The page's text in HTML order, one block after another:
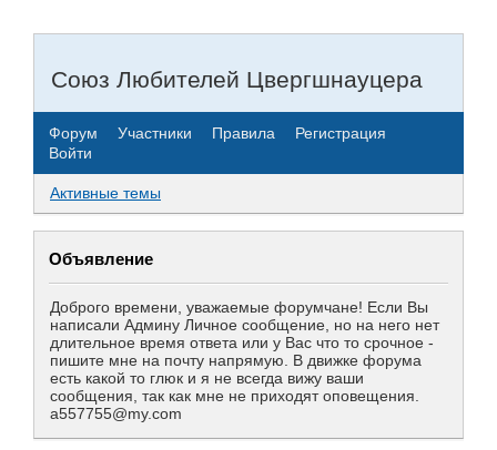
Союз Любителей Цвергшнауцера
Форум Участники Правила
Регистрация
Войти
Активные темы
Объявление
Доброго времени, уважаемые форумчане! Если Вы
написали Админу Личное сообщение, но на него нет
длительное время ответа или у Вас что то срочное -
пишите мне на почту напрямую. В движке форума
есть какой то глюк и я не всегда вижу ваши
сообщения, так как мне не приходят оповещения.
a557755@my.com